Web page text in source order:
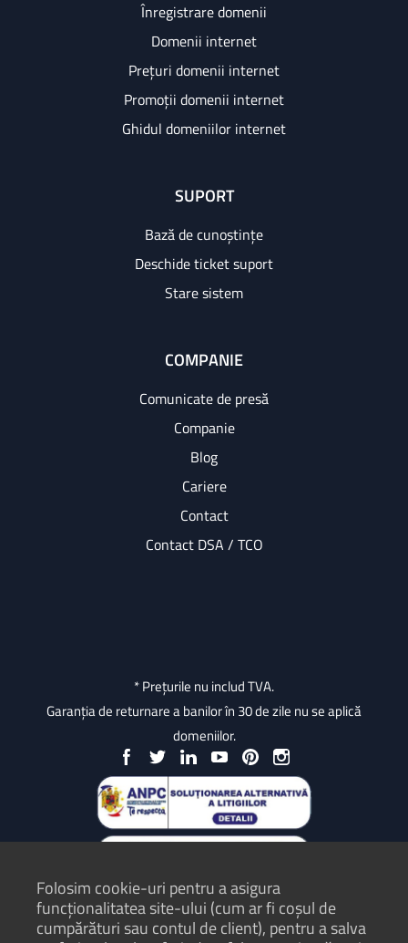
Înregistrare domenii
Domenii internet
Prețuri domenii internet
Promoții domenii internet
Ghidul domeniilor internet
SUPORT
Bază de cunoștințe
Deschide ticket suport
Stare sistem
COMPANIE
Comunicate de presă
Companie
Blog
Cariere
Contact
Contact DSA / TCO
* Prețurile nu includ TVA.
Garanția de returnare a banilor în 30 de zile nu se aplică
domeniilor.
Folosim cookie-uri pentru a asigura
funcționalitatea site-ului (cum ar fi coșul de
cumpărături sau contul de client), pentru a salva